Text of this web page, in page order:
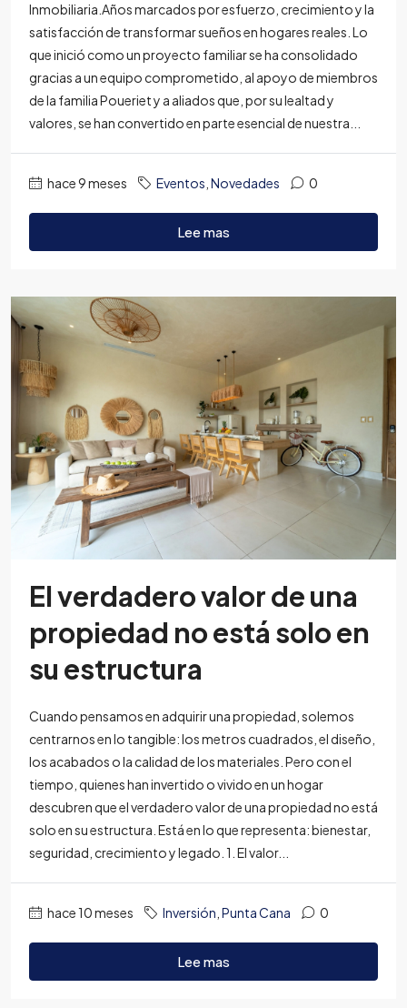
Inmobiliaria.Años marcados por esfuerzo, crecimiento y la
satisfacción de transformar sueños en hogares reales. Lo
que inició como un proyecto familiar se ha consolidado
gracias a un equipo comprometido, al apoyo de miembros
de la familia Poueriet y a aliados que, por su lealtad y
valores, se han convertido en parte esencial de nuestra...
hace 9 meses Eventos Novedades 0
Lee mas
El verdadero valor de una
propiedad no está solo en
su estructura
Cuando pensamos en adquirir una propiedad, solemos
centrarnos en lo tangible: los metros cuadrados, el diseño,
los acabados o la calidad de los materiales. Pero con el
tiempo, quienes han invertido o vivido en un hogar
descubren que el verdadero valor de una propiedad no está
solo en su estructura. Está en lo que representa: bienestar,
seguridad, crecimiento y legado. 1. El valor...
hace 10 meses Inversión Punta Cana 0
Lee mas